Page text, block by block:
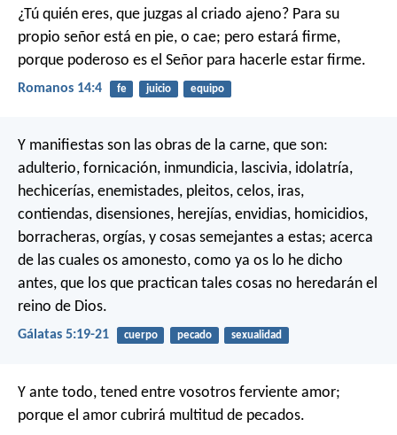
¿Tú quién eres, que juzgas al criado ajeno? Para su
propio señor está en pie, o cae; pero estará firme,
porque poderoso es el Señor para hacerle estar firme.
Romanos 14:4 fe juicio equipo
Y manifiestas son las obras de la carne, que son:
adulterio, fornicación, inmundicia, lascivia, idolatría,
hechicerías, enemistades, pleitos, celos, iras,
contiendas, disensiones, herejías, envidias, homicidios,
borracheras, orgías, y cosas semejantes a estas; acerca
de las cuales os amonesto, como ya os lo he dicho
antes, que los que practican tales cosas no heredarán el
reino de Dios.
Gálatas 5:19-21 cuerpo pecado sexualidad
Y ante todo, tened entre vosotros ferviente amor;
porque el amor cubrirá multitud de pecados.